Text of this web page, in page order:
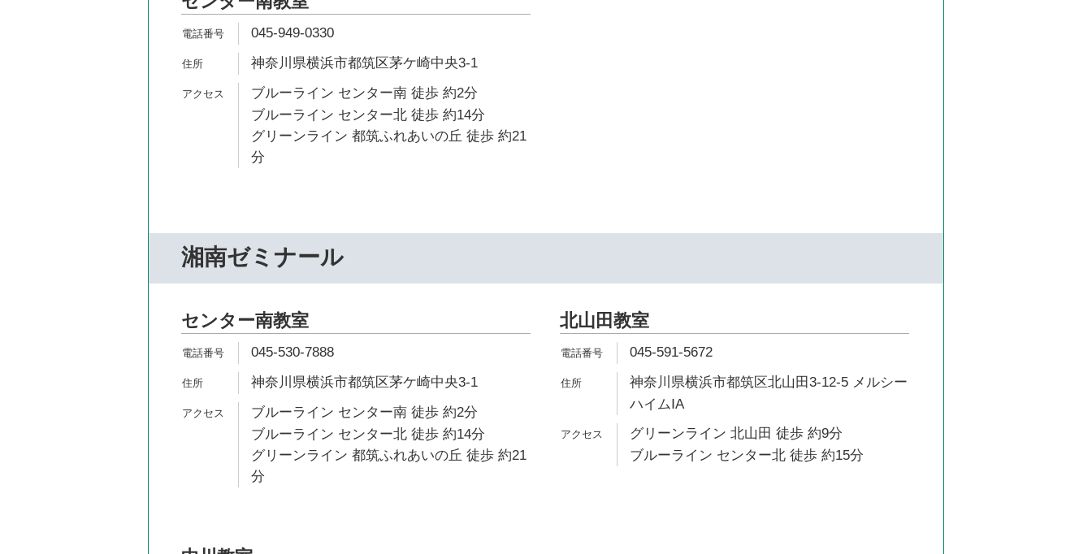
045-949-0330
神奈川県横浜市都筑区茅ケ崎中央3-1
ブルーライン センター南 徒歩 約2分
ブルーライン センター北 徒歩 約14分
グリーンライン 都筑ふれあいの丘 徒歩 約21
分
湘南ゼミナール
センター南教室
045-530-7888
神奈川県横浜市都筑区茅ケ崎中央3-1
ブルーライン センター南 徒歩 約2分
ブルーライン センター北 徒歩 約14分
グリーンライン 都筑ふれあいの丘 徒歩 約21
分
北山田教室
045-591-5672
神奈川県横浜市都筑区北山田3-12-5 メルシー
ハイムⅠA
グリーンライン 北山田 徒歩 約9分
ブルーライン センター北 徒歩 約15分